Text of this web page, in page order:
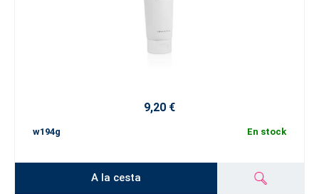
9,20 €
w194g En stock
A la cesta